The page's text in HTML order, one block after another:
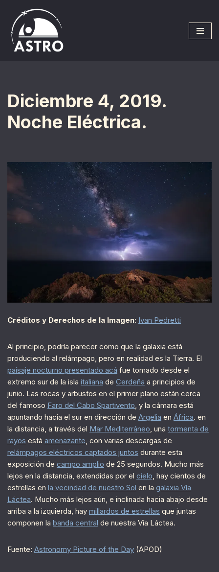
Saltar
al
contenido
Diciembre 4, 2019.
Noche Eléctrica.
Créditos y Derechos de la Imagen: Ivan Pedretti
Al principio, podría parecer como que la galaxia está
produciendo al relámpago, pero en realidad es la Tierra. El
paisaje nocturno presentado acá fue tomado desde el
extremo sur de la isla italiana de Cerdeña a principios de
junio. Las rocas y arbustos en el primer plano están cerca
del famoso Faro del Cabo Spartivento, y la cámara está
apuntando hacia el sur en dirección de Argelia en África. en
la distancia, a través del Mar Mediterráneo, una tormenta de
rayos está amenazante, con varias descargas de
relámpagos eléctricos captados juntos durante esta
exposición de campo amplio de 25 segundos. Mucho más
lejos en la distancia, extendidas por el cielo, hay cientos de
estrellas en la vecindad de nuestro Sol en la galaxia Vía
Láctea. Mucho más lejos aún, e inclinada hacia abajo desde
arriba a la izquierda, hay millardos de estrellas que juntas
componen la banda central de nuestra Vía Láctea.
Fuente: Astronomy Picture of the Day (APOD)